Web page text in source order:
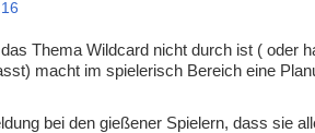
Thema Wildcard nicht durch ist ( oder
macht im spielerisch Bereich eine
bei den gießener Spielern, dass sie